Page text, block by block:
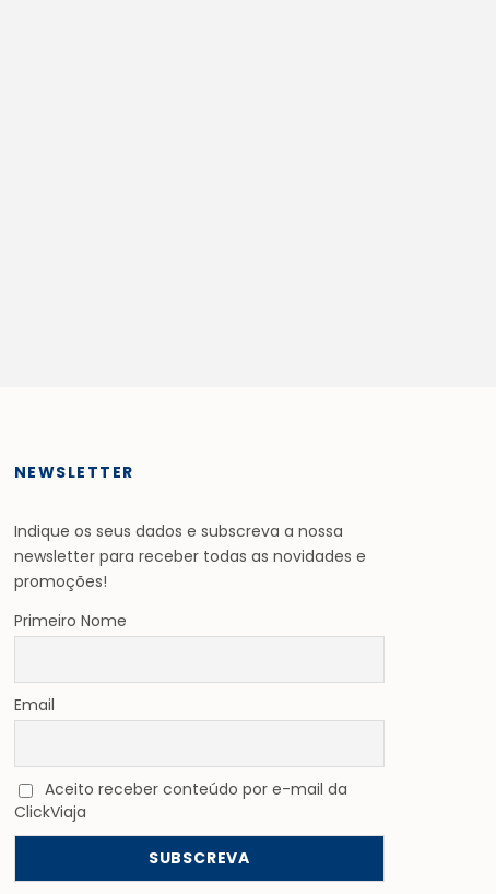
NEWSLETTER
Indique os seus dados e subscreva a nossa
newsletter para receber todas as novidades e
promoções!
Primeiro Nome
Email
Aceito receber conteúdo por e-mail da
ClickViaja